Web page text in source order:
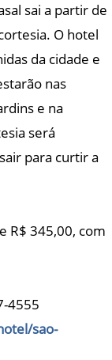
sai a partir de
O hotel
da cidade e
nas
e na
será
para curtir a
R$ 345,00, com
4555
sao-